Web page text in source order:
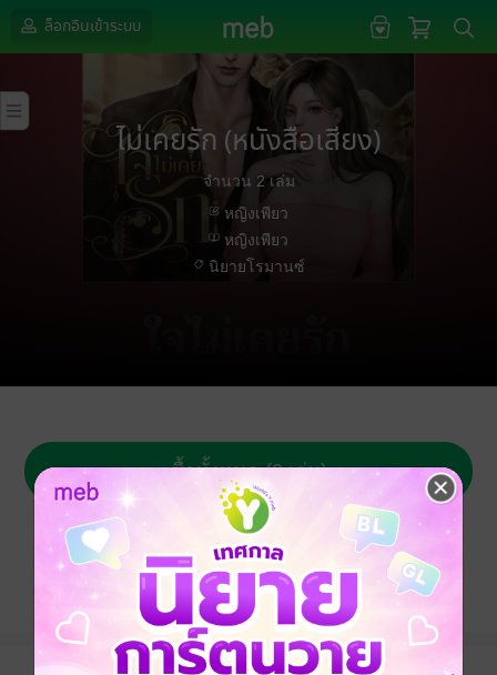
ล็อกอินเข้าระบบ
ไม่เคยรัก (หนังสือเสียง)
จำนวน 2 เล่ม
หญิงเพียว
หญิงเพียว
นิยายโรมานซ์
ซื้อทั้งหมด (2 เล่ม)
ติดตาม แชร์